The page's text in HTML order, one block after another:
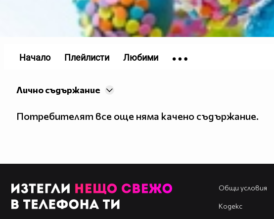
Лично съдържание
Потребителят все още няма качено съдържание.
Начало Плейлисти Любими
Общи условия
Кодекс